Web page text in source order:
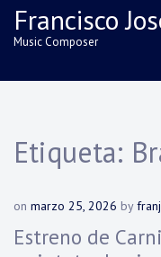
SkipFrancisco
Music Composer
Etiqueta:
on marzo 25, 2026 by
Estreno de